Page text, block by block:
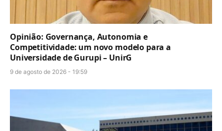
Opinião: Governança, Autonomia e
Competitividade: um novo modelo para a
Universidade de Gurupi – UnirG
9 de agosto de 2026 - 19:59